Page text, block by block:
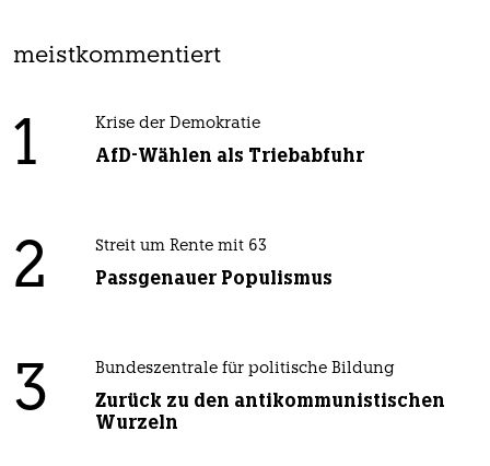
meistkommentiert
1 Krise der Demokratie
AfD-Wählen als Triebabfuhr
2 Streit um Rente mit 63
Passgenauer Populismus
3 Bundeszentrale für politische Bildung
Zurück zu den antikommunistischen
Wurzeln